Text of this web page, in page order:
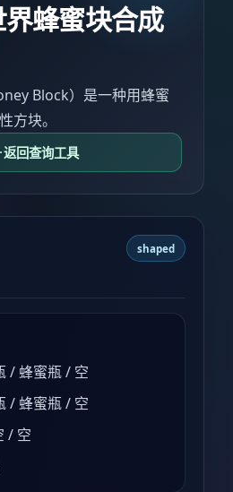
蜂蜜块合成
Block）是一种用蜂蜜
方块。
返回查询工具
shaped
/ 蜂蜜瓶 / 空
/ 蜂蜜瓶 / 空
/ 空